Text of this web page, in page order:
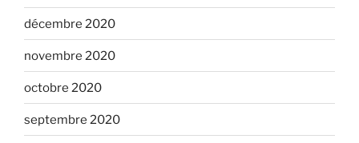
décembre 2020
novembre 2020
octobre 2020
septembre 2020